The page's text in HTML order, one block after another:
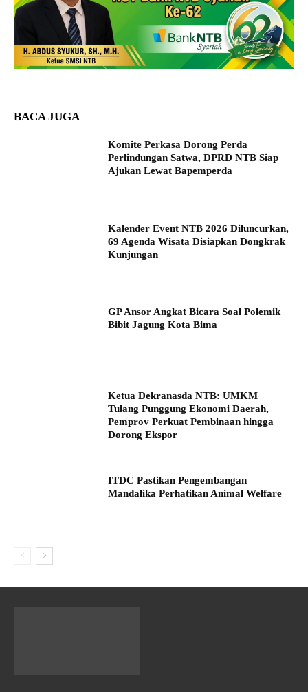
BACA JUGA
Komite Perkasa Dorong Perda
Perlindungan Satwa, DPRD NTB Siap
Ajukan Lewat Bapemperda
Kalender Event NTB 2026 Diluncurkan,
69 Agenda Wisata Disiapkan Dongkrak
Kunjungan
GP Ansor Angkat Bicara Soal Polemik
Bibit Jagung Kota Bima
Ketua Dekranasda NTB: UMKM
Tulang Punggung Ekonomi Daerah,
Pemprov Perkuat Pembinaan hingga
Dorong Ekspor
ITDC Pastikan Pengembangan
Mandalika Perhatikan Animal Welfare